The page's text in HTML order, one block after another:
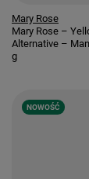
Mary Rose
Mary Rose –
Alternative –
g
NOWOŚĆ